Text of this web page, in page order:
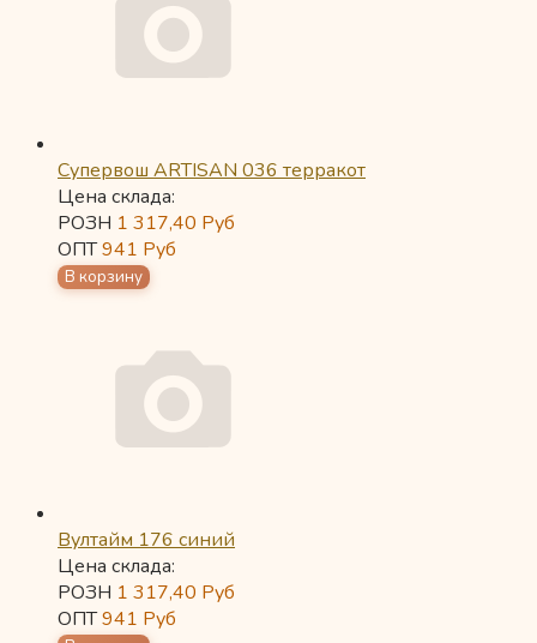
Супервош ARTISAN 036 терракот
Цена склада:
РОЗН 1 317,40 Руб
ОПТ941 Руб
Вултайм 176 синий
Цена склада:
РОЗН 1 317,40 Руб
ОПТ941 Руб